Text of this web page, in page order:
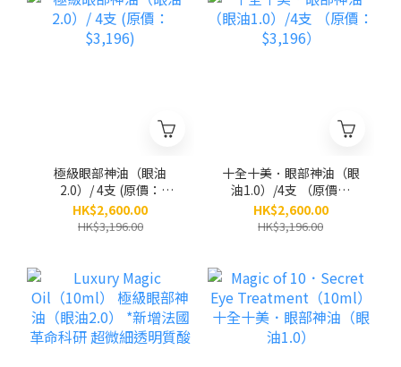
極級眼部神油（眼油
2.0）/ 4支 (原價：
$3,196)
HK$2,600.00
HK$3,196.00
十全十美．眼部神油（眼
油1.0）/4支 （原價：
$3,196）
HK$2,600.00
HK$3,196.00